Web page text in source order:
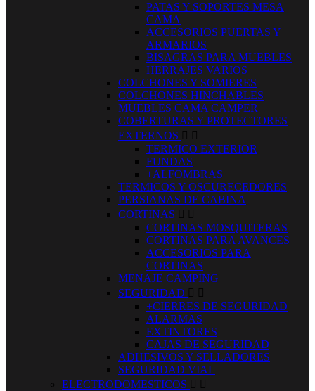
PATAS Y SOPORTES MESA
CAMA
ACCESORIOS PUERTAS Y
ARMARIOS
BISAGRAS PARA MUEBLES
HERRAJES VARIOS
COLCHONES Y SOMIERES
COLCHONES HINCHABLES
MUEBLES CAMA CAMPER
COBERTURAS Y PROTECTORES
EXTERNOS  
TERMICO EXTERIOR
FUNDAS
+ALFOMBRAS
TERMICOS Y OSCURECEDORES
PERSIANAS DE CABINA
CORTINAS  
CORTINAS MOSQUITERAS
CORTINAS PARA AVANCES
ACCESORIOS PARA
CORTINAS
MENAJE CAMPING
SEGURIDAD  
+CIERRES DE SEGURIDAD
ALARMAS
EXTINTORES
CAJAS DE SEGURIDAD
ADHESIVOS Y SELLADORES
SEGURIDAD VIAL
ELECTRODOMESTICOS  